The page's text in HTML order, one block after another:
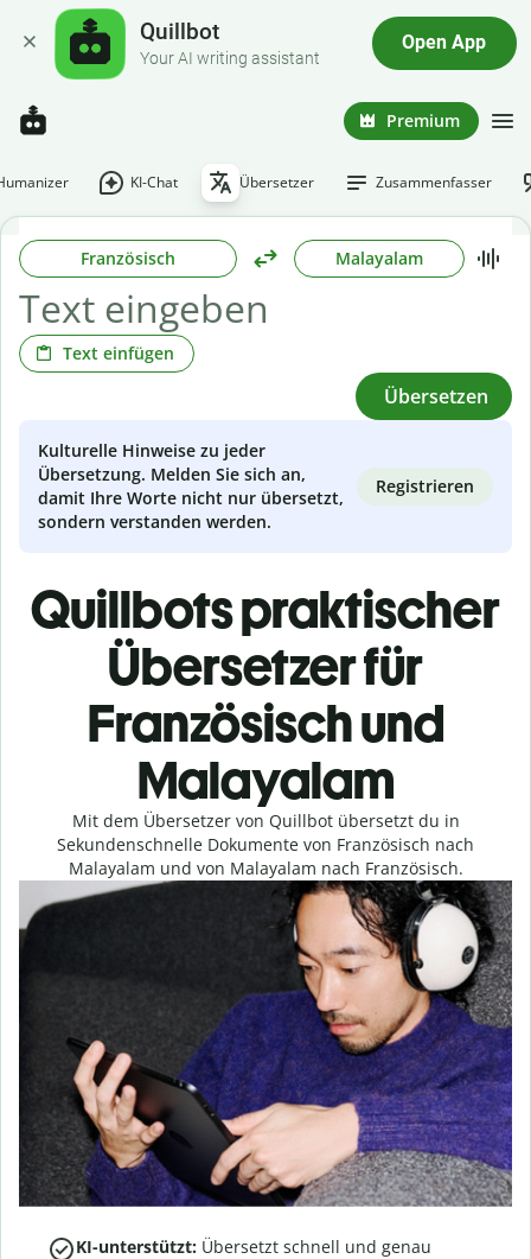
Quillbot
Your AI writing assistant
Open App
Premium
KI-Chat Übersetzer Zusammenfasser
Französisch Malayalam
Text einfügen
Übersetzen
Kulturelle Hinweise zu jeder
Übersetzung. Melden Sie sich an,
damit Ihre Worte nicht nur übersetzt,
sondern verstanden werden.
Registrieren
Quillbots praktischer
Übersetzer für
Französisch und
Malayalam
Mit dem Übersetzer von Quillbot übersetzt du in
Sekundenschnelle Dokumente von Französisch nach
Malayalam und von Malayalam nach Französisch.
KI-unterstützt: Übersetzt schnell und genau